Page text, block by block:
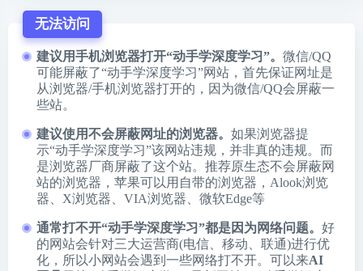
无法访问
建议用手机浏览器打开“动手学深度学习”。 微信/QQ
可能屏蔽了“动手学深度学习”网站，首先保证网址是
从浏览器/手机浏览器打开的，因为微信/QQ会屏蔽一
些站。
建议使用不会屏蔽网址的浏览器。 如果浏览器提
示“动手学深度学习”该网站违规，并非真的违规。而
是浏览器厂商屏蔽了这个站。推荐原生态不会屏蔽网
站的浏览器，苹果可以用自带的浏览器， Alook浏览
器
X浏览器 VIA浏览器 微软Edge等
通常打不开“动手学深度学习”都是因为网络问题。 好
的网站会针对三大运营商(电信、移动、联通)进行优
化，所以小网站会遇到一些网络打不开。可以来AI